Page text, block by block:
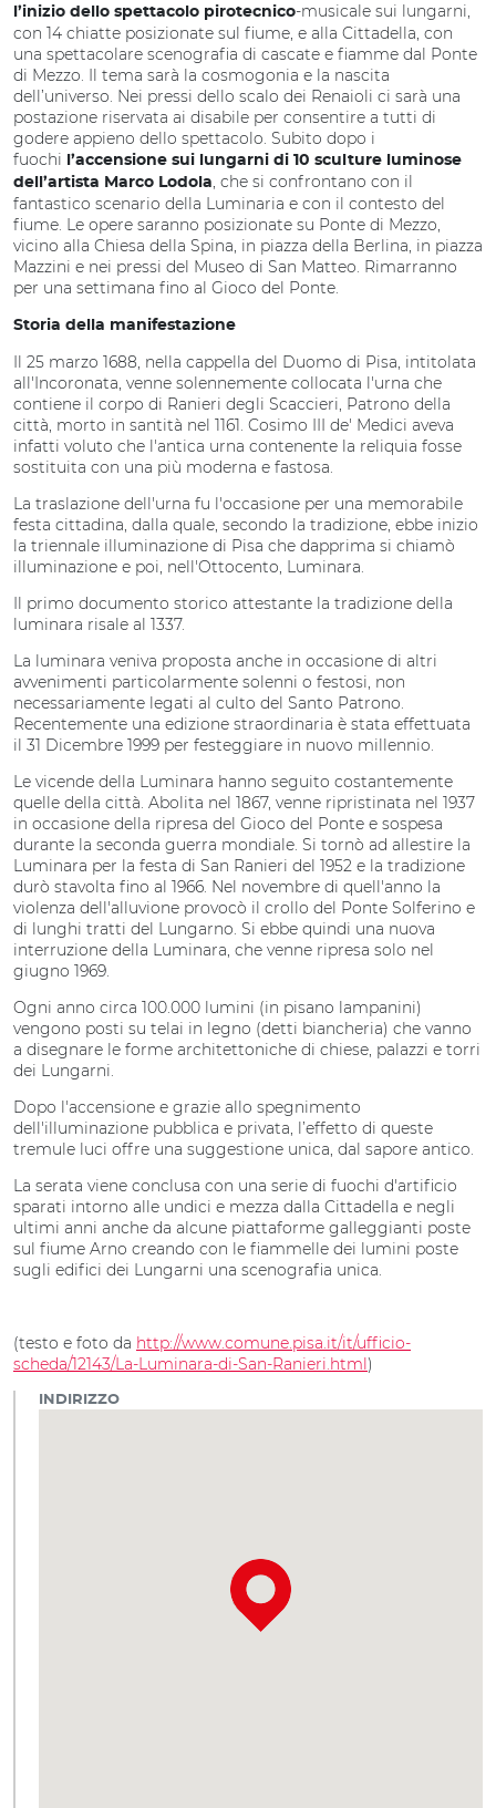
l’inizio dello spettacolo pirotecnico-musicale sui lungarni,
con 14 chiatte posizionate sul fiume, e alla Cittadella, con
una spettacolare scenografia di cascate e fiamme dal Ponte
di Mezzo. Il tema sarà la cosmogonia e la nascita
dell’universo. Nei pressi dello scalo dei Renaioli ci sarà una
postazione riservata ai disabile per consentire a tutti di
godere appieno dello spettacolo. Subito dopo i
fuochi
l’accensione sui lungarni di 10 sculture luminose
dell’artista Marco Lodola, che si confrontano con il
fantastico scenario della Luminaria e con il contesto del
fiume. Le opere saranno posizionate su Ponte di Mezzo,
vicino alla Chiesa della Spina, in piazza della Berlina, in piazza
Mazzini e nei pressi del Museo di San Matteo. Rimarranno
per una settimana fino al Gioco del Ponte.
Storia della manifestazione
Il 25 marzo 1688, nella cappella del Duomo di Pisa, intitolata
all'Incoronata, venne solennemente collocata l'urna che
contiene il corpo di Ranieri degli Scaccieri, Patrono della
città, morto in santità nel 1161. Cosimo III de' Medici aveva
infatti voluto che l'antica urna contenente la reliquia fosse
sostituita con una più moderna e fastosa.
La traslazione dell'urna fu l'occasione per una memorabile
festa cittadina, dalla quale, secondo la tradizione, ebbe inizio
la triennale illuminazione di Pisa che dapprima si chiamò
illuminazione e poi, nell'Ottocento, Luminara.
Il primo documento storico attestante la tradizione della
luminara risale al 1337.
La luminara veniva proposta anche in occasione di altri
avvenimenti particolarmente solenni o festosi, non
necessariamente legati al culto del Santo Patrono.
Recentemente una edizione straordinaria è stata effettuata
il 31 Dicembre 1999 per festeggiare in nuovo millennio.
Le vicende della Luminara hanno seguito costantemente
quelle della città. Abolita nel 1867, venne ripristinata nel 1937
in occasione della ripresa del Gioco del Ponte e sospesa
durante la seconda guerra mondiale. Si tornò ad allestire la
Luminara per la festa di San Ranieri del 1952 e la tradizione
durò stavolta fino al 1966. Nel novembre di quell'anno la
violenza dell'alluvione provocò il crollo del Ponte Solferino e
di lunghi tratti del Lungarno. Si ebbe quindi una nuova
interruzione della Luminara, che venne ripresa solo nel
giugno 1969.
Ogni anno circa 100.000 lumini (in pisano lampanini)
vengono posti su telai in legno (detti biancheria) che vanno
a disegnare le forme architettoniche di chiese, palazzi e torri
dei Lungarni.
Dopo l'accensione e grazie allo spegnimento
dell'illuminazione pubblica e privata, l’effetto di queste
tremule luci offre una suggestione unica, dal sapore antico.
La serata viene conclusa con una serie di fuochi d'artificio
sparati intorno alle undici e mezza dalla Cittadella e negli
ultimi anni anche da alcune piattaforme galleggianti poste
sul fiume Arno creando con le fiammelle dei lumini poste
sugli edifici dei Lungarni una scenografia unica.
(testo e foto da http://www.comune.pisa.it/it/ufficio-
scheda/12143/La-Luminara-di-San-Ranieri.html)
INDIRIZZO